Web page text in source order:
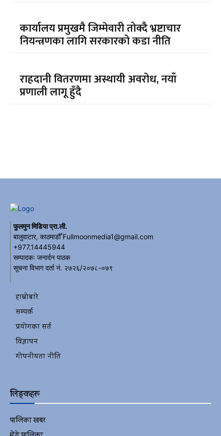
कार्यालय प्रमुखमै जिम्मेवारी तोक्दै भ्रष्टाचार
नियन्त्रणका लागि सरकारको कडा नीति
राहदानी वितरणमा अस्थायी अवरोध, नयाँ
प्रणाली लागू हुँदै
फुलमुन मिडिया प्रा.ली.
बालुवाटार, काठमाडौँ Fullmoonmedia1@gmail.com
+977.14445944
सम्पादकः जनार्दन पाठक
सूचना विभाग दर्ता नं. २७२६/२०७८-०७९
हाम्रोबारे
सम्पर्क
प्रयोगका सर्त
विज्ञापन
गोपनीयता नीति
लिङ्कहरू
पालिका खबर